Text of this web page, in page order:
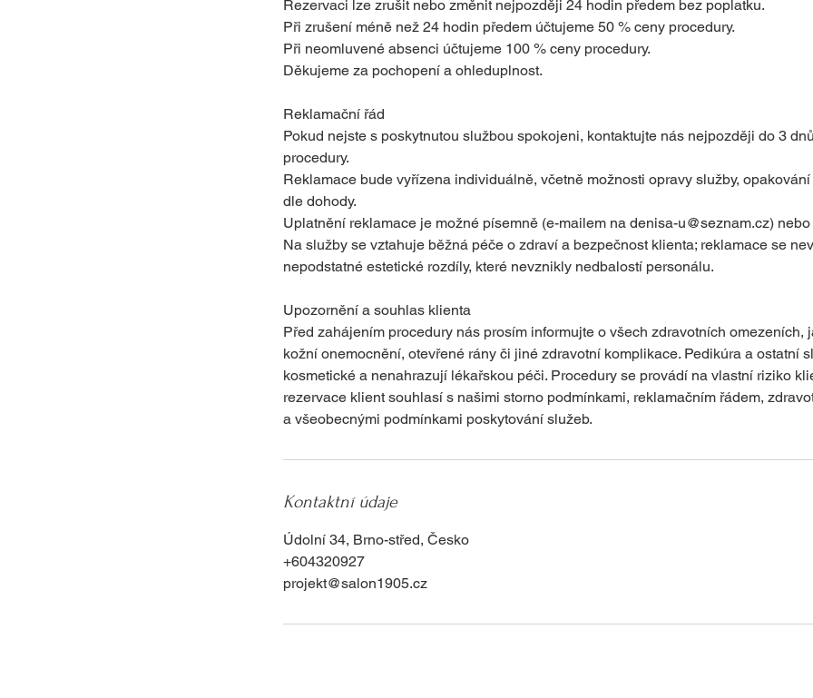
Rezervaci lze zrušit nebo změnit nejpozději 24 hodin předem bez poplatku.
Při zrušení méně než 24 hodin předem účtujeme 50 % ceny procedury.
Při neomluvené absenci účtujeme 100 % ceny procedury.
Děkujeme za pochopení a ohleduplnost.
Reklamační řád
Pokud nejste s poskytnutou službou spokojeni, kontaktujte nás nejpozději do 3
procedury.
Reklamace bude vyřízena individuálně, včetně možnosti opravy služby,
dle dohody.
Uplatnění reklamace je možné písemně (e-mailem na denisa-u@seznam.cz)
Na služby se vztahuje běžná péče o zdraví a bezpečnost klienta; reklamace se
nepodstatné estetické rozdíly, které nevznikly nedbalostí personálu.
Upozornění a souhlas klienta
Před zahájením procedury nás prosím informujte o všech zdravotních omezeních,
kožní onemocnění, otevřené rány či jiné zdravotní komplikace. Pedikúra a ostatní
kosmetické a nenahrazují lékařskou péči. Procedury se provádí na vlastní riziko
rezervace klient souhlasí s našimi storno podmínkami, reklamačním řádem,
a všeobecnými podmínkami poskytování služeb.
Kontaktní údaje
Údolní 34, Brno-střed, Česko
+604320927
projekt@salon1905.cz